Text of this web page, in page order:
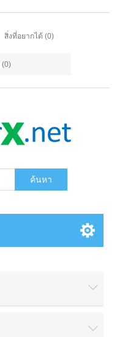
สิ่งที่อยากได้ (0)
(0)
ค้นหา